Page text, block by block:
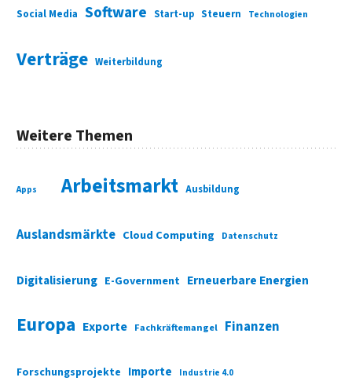
Social Media Software Start-up Steuern Technologien
Verträge Weiterbildung
Weitere Themen
Apps Arbeitsmarkt Ausbildung
Auslandsmärkte Cloud Computing Datenschutz
Digitalisierung E-Government Erneuerbare Energien
Europa Exporte Fachkräftemangel Finanzen
Forschungsprojekte Importe Industrie 4.0